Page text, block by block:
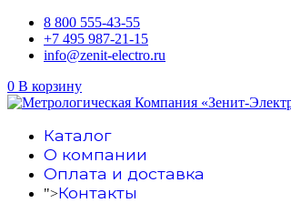
8 800 555-43-55
+7 495 987-21-15
info@zenit-electro.ru
0 В корзину
Каталог
О компании
Оплата и доставка
">Контакты